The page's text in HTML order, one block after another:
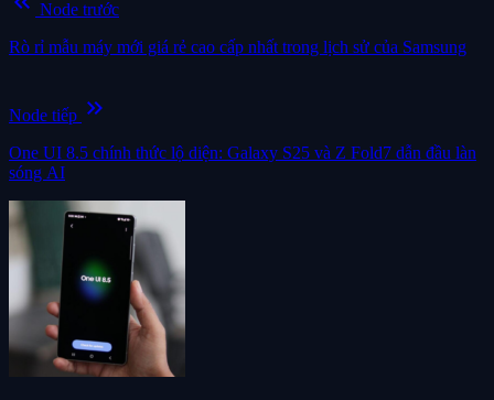
Node trước
Rò rỉ mẫu máy mới giá rẻ cao cấp nhất trong lịch sử của Samsung
Node tiếp keyboard_double_arrow_right
One UI 8.5 chính thức lộ diện: Galaxy S25 và Z Fold7 dẫn đầu làn
sóng AI